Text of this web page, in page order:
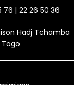
| 22 26 50 36
Hadj Tchamba